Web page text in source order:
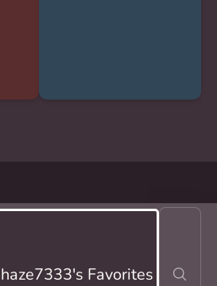
haze7333's Favorites